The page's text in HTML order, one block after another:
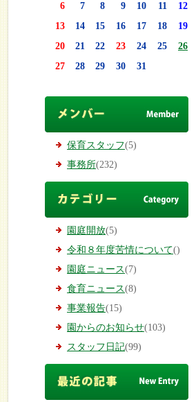
6
7 8 9 10 11
12
13
14 15 16 17 18
19
20
21 22 23 24 25
26
27
28 29 30 31
保育スタッフ(5)
事務所(232)
園庭開放(5)
令和８年度苦情について()
園庭ニュース(7)
食育ニュース(8)
事業報告(15)
園からのお知らせ(103)
スタッフ日記(99)